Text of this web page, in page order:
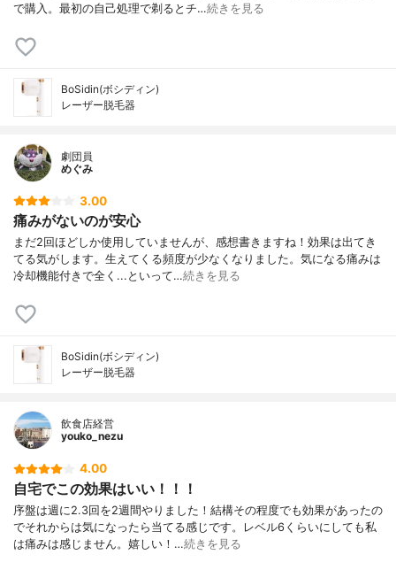
で購入。最初の自己処理で剃るとチ…続きを見る
BoSidin(ボシディン)
レーザー脱毛器
劇団員
めぐみ
3.00
痛みがないのが安心
まだ2回ほどしか使用していませんが、感想書きますね！効果は出てき
てる気がします。生えてくる頻度が少なくなりました。気になる痛みは
冷却機能付きで全く...といって…続きを見る
BoSidin(ボシディン)
レーザー脱毛器
飲食店経営
youko_nezu
4.00
自宅でこの効果はいい！！！
序盤は週に2.3回を2週間やりました！結構その程度でも効果があったの
でそれからは気になったら当てる感じです。レベル6くらいにしても私
は痛みは感じません。嬉しい！…続きを見る